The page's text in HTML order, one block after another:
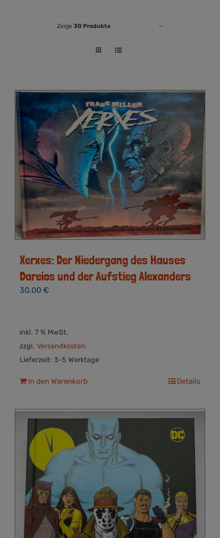
Zeige 30 Produkte
Xerxes: Der Niedergang des Hauses
Dareios und der Aufstieg Alexanders
30,00 €
inkl. 7 % MwSt.
zzgl. Versandkosten
Lieferzeit: 3-5 Werktage
In den Warenkorb Details